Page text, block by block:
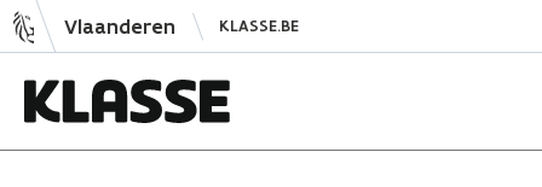
N
a
Vlaanderen KLASSE.BE